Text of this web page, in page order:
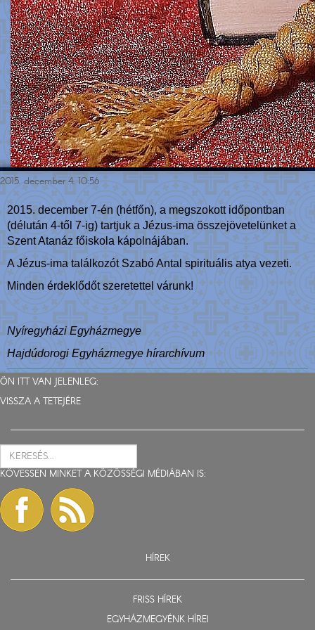
2015. december 4. 10:56
2015. december 7-én (hétfőn), a megszokott időpontban
(délután 4-től 7-ig) tartjuk a Jézus-ima összejövetelünket a
Szent Atanáz főiskola kápolnájában.
A Jézus-ima találkozót Szabó Antal spirituális atya vezeti.
Minden érdeklődőt szeretettel várunk!
Nyíregyházi Egyházmegye
Hajdúdorogi Egyházmegye hírarchívum
ÖN ITT VAN JELENLEG:
VISSZA A TETEJÉRE
KÖVESSEN MINKET A KÖZÖSSÉGI MÉDIÁBAN IS:
HÍREK
FRISS HÍREK
EGYHÁZMEGYÉNK HÍREI